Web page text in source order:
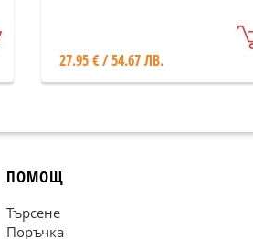
27.95 € / 54.67 ЛВ.
ПОМОЩ
Търсене
Поръчка